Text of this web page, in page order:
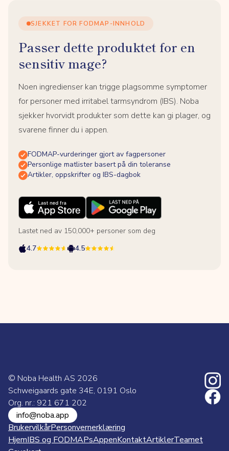
SJEKKET FOR FODMAP-INNHOLD
Passer dette produktet for en
sensitiv mage?
Noen ingredienser kan trigge plagsomme symptomer
for personer med irritabel tarmsyndrom (IBS). Noba
sjekker hvorvidt produkter som dette kan gi plager, og
svarene finner du i appen.
FODMAP-vurderinger gjort av fagpersoner
Personlige matlister basert på din toleranse
Artikler, oppskrifter og IBS-dagbok
Lastet ned av 150,000+ personer som deg
4.7
4.5
© Noba Health AS 2026
Schweigaards gate 34E, 0191 Oslo
Org. nr.: 921 671 202
info@noba.app
BrukervilkårPersonvernerklæring
HjemIBS og FODMAPsAppenKontaktArtiklerTeamet